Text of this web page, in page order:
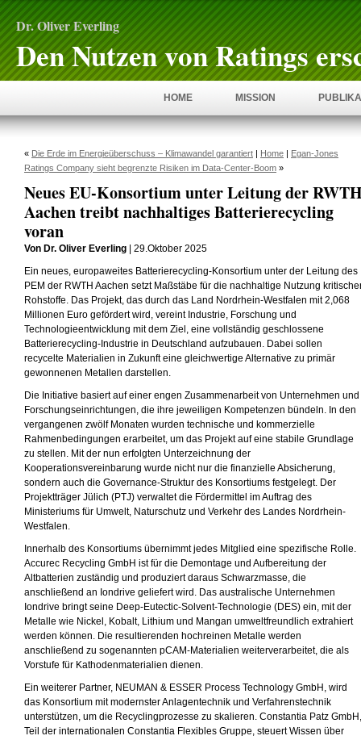
Dr. Oliver Everling
Den Nutzen von Ratings
HOME MISSION
« Die Erde im Energieüberschuss – Klimawandel garantiert | Home | Egan-Jones
Ratings Company sieht begrenzte Risiken im Data-Center-Boom »
Neues EU-Konsortium unter Leitung der
Aachen treibt nachhaltiges Batterierecycling
voran
Von Dr. Oliver Everling | 29.Oktober 2025
Ein neues, europaweites Batterierecycling-Konsortium unter der Leitung des
PEM der RWTH Aachen setzt Maßstäbe für die nachhaltige Nutzung
Rohstoffe. Das Projekt, das durch das Land Nordrhein-Westfalen mit 2,068
Millionen Euro gefördert wird, vereint Industrie, Forschung und
Technologieentwicklung mit dem Ziel, eine vollständig geschlossene
Batterierecycling-Industrie in Deutschland aufzubauen. Dabei sollen
recycelte Materialien in Zukunft eine gleichwertige Alternative zu primär
gewonnenen Metallen darstellen.
Die Initiative basiert auf einer engen Zusammenarbeit von Unternehmen und
Forschungseinrichtungen, die ihre jeweiligen Kompetenzen bündeln. In den
vergangenen zwölf Monaten wurden technische und kommerzielle
Rahmenbedingungen erarbeitet, um das Projekt auf eine stabile Grundlage
zu stellen. Mit der nun erfolgten Unterzeichnung der
Kooperationsvereinbarung wurde nicht nur die finanzielle Absicherung,
sondern auch die Governance-Struktur des Konsortiums festgelegt. Der
Projektträger Jülich (PTJ) verwaltet die Fördermittel im Auftrag des
Ministeriums für Umwelt, Naturschutz und Verkehr des Landes Nordrhein-
Westfalen.
Innerhalb des Konsortiums übernimmt jedes Mitglied eine spezifische Rolle.
Accurec Recycling GmbH ist für die Demontage und Aufbereitung der
Altbatterien zuständig und produziert daraus Schwarzmasse, die
anschließend an Iondrive geliefert wird. Das australische Unternehmen
Iondrive bringt seine Deep-Eutectic-Solvent-Technologie (DES) ein, mit der
Metalle wie Nickel, Kobalt, Lithium und Mangan umweltfreundlich extrahiert
werden können. Die resultierenden hochreinen Metalle werden
anschließend zu sogenannten pCAM-Materialien weiterverarbeitet, die als
Vorstufe für Kathodenmaterialien dienen.
Ein weiterer Partner, NEUMAN & ESSER Process Technology GmbH, wird
das Konsortium mit modernster Anlagentechnik und Verfahrenstechnik
unterstützen, um die Recyclingprozesse zu skalieren. Constantia Patz GmbH,
Teil der internationalen Constantia Flexibles Gruppe, steuert Wissen über